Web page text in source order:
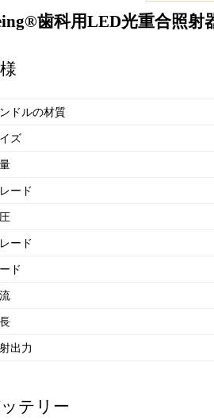
歯科用LED光重合照射
ドルの材質
ズ
ード
ード
ド
出力
テリー